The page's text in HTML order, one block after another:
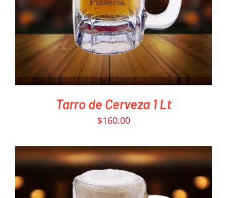
Tarro de Cerveza 1 Lt
$160.00